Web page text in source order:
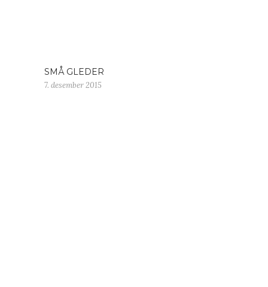
SMÅ GLEDER
7. desember 2015